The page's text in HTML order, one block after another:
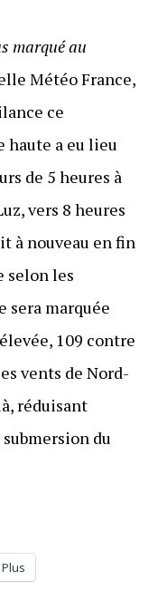
marqué au
Météo France,
ce
haute a eu lieu
de 5 heures à
vers 8 heures
à nouveau en fin
selon les
sera marquée
109 contre
vents de Nord-
réduisant
du
Plus